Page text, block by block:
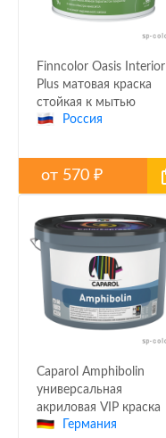
Finncolor Oasis Interior
Plus матовая краска
стойкая к мытью
Россия
от 570 ₽
Caparol Amphibolin
универсальная
акриловая VIP краска
Германия